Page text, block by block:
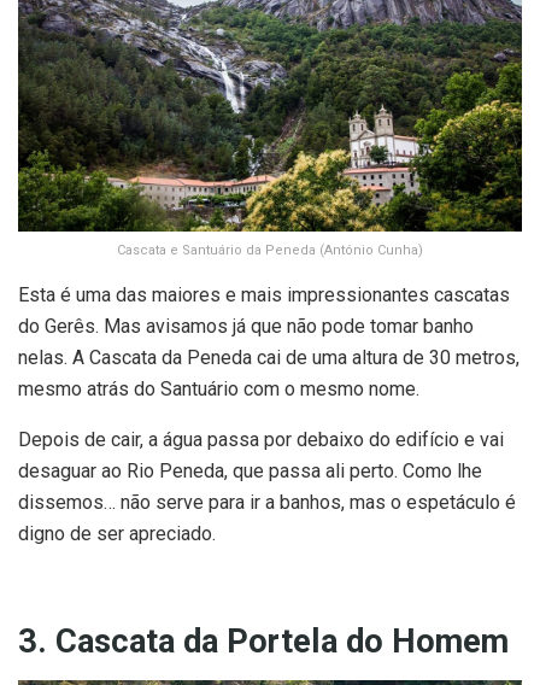
Cascata e Santuário da Peneda (António Cunha)
Esta é uma das maiores e mais impressionantes cascatas
do Gerês. Mas avisamos já que não pode tomar banho
nelas. A Cascata da Peneda cai de uma altura de 30 metros,
mesmo atrás do Santuário com o mesmo nome.
Depois de cair, a água passa por debaixo do edifício e vai
desaguar ao Rio Peneda, que passa ali perto. Como lhe
dissemos… não serve para ir a banhos, mas o espetáculo é
digno de ser apreciado.
3. Cascata da Portela do Homem